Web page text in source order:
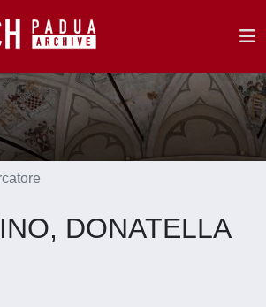
DONATELLA